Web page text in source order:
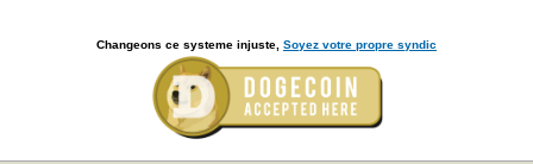
Changeons ce systeme injuste, Soyez votre propre syndic